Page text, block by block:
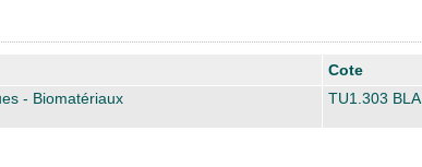
Cote
- Biomatériaux TU1.303 BLA